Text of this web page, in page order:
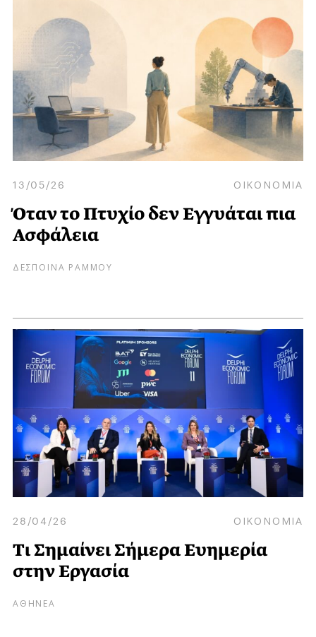
13/05/26 ΟΙΚΟΝΟΜΙΑ
Όταν το Πτυχίο δεν Εγγυάται πια
Ασφάλεια
ΔΕΣΠΟΙΝΑ ΡΑΜΜΟΥ
28/04/26 ΟΙΚΟΝΟΜΙΑ
Τι Σημαίνει Σήμερα Ευημερία
στην Εργασία
ΑΘΗΝΕΑ